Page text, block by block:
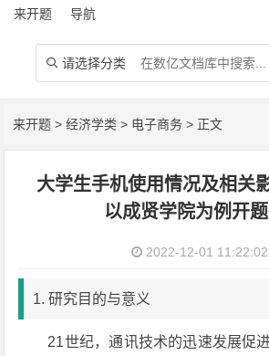
来开题 导航
 请选择分类
来开题 >经济学类 > 电子商务 > 正文
大学生手机使用情况及相关
以成贤学院为例开
2022-12-01 11:22:02
1. 研究目的与意义
21世纪，通讯技术的迅速发展促